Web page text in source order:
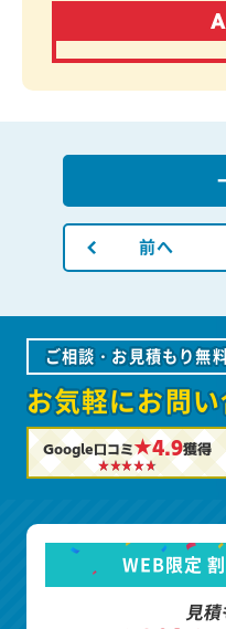
前へ
ご相談・お見積もり無
お気軽にお問
Google口コミ★4.9獲得
WEB限定
見